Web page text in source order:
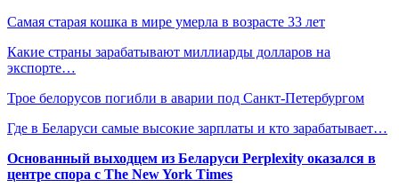
Самая старая кошка в мире умерла в возрасте 33 лет
Какие страны зарабатывают миллиарды долларов на
экспорте…
Трое белорусов погибли в аварии под Санкт-Петербургом
Где в Беларуси самые высокие зарплаты и кто зарабатывает…
Основанный выходцем из Беларуси Perplexity оказался в
центре спора с The New York Times